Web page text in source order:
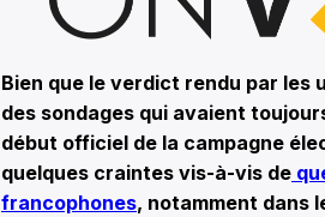
Bien que le verdict rendu par les
des sondages qui avaient
début officiel de la campagne
quelques craintes vis-à-vis de
francophones, notamment dans